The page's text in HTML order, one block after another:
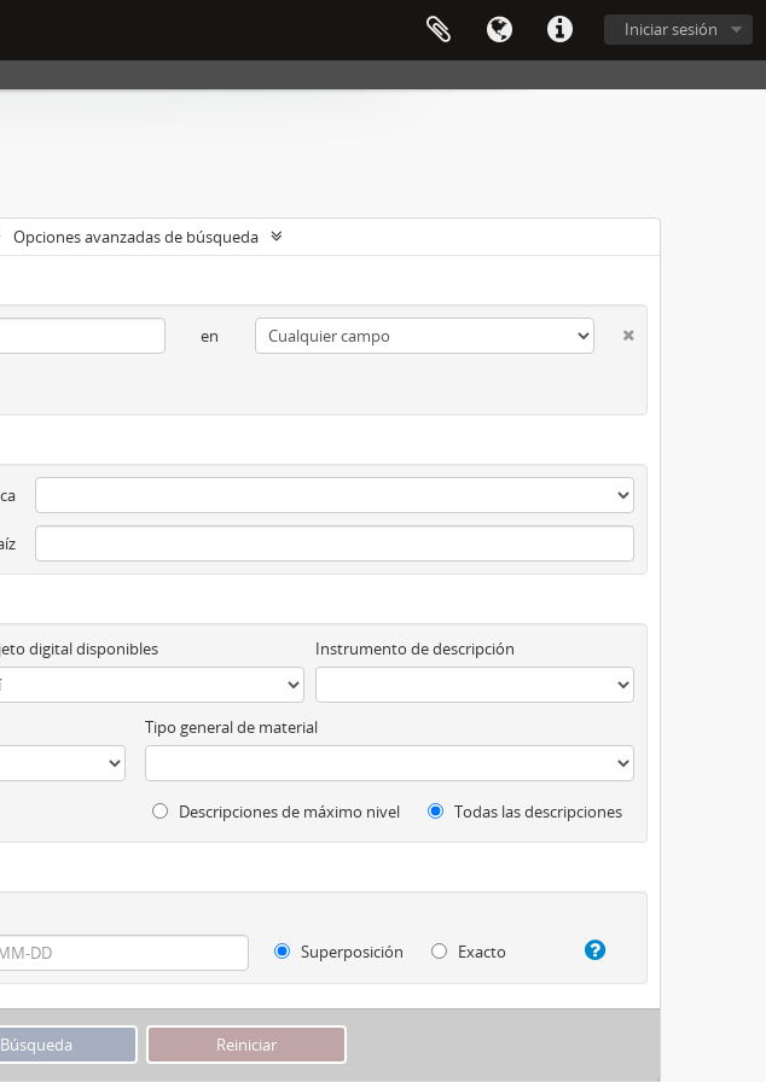
Iniciar sesión
Opciones avanzadas de búsqueda
en
digital disponibles Instrumento de descripción
Tipo general de material
Descripciones de máximo nivel Todas las descripciones
Superposición
Exacto